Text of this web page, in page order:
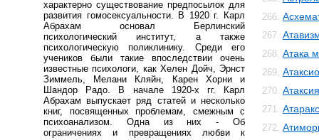
характерно существование предпосылок для
развития гомосексуальности. В 1920 г. Карл
Абрахам основал Берлинский
психологический институт, а также
психологическую поликлинику. Среди его
учеников были такие впоследствии очень
известные психологи, как Хелен Дойч, Эрнст
Зиммель, Мелани Кляйн, Карен Хорни и
Шандор Радо. В начале 1920-х гг. Карл
Абрахам выпускает ряд статей и несколько
книг, посвященных проблемам, смежным с
психоанализом. Одна из них - Об
ограничениях и превращениях любви к
266.
267.
268. Атака
269.
270. Атаксия
271.
272.